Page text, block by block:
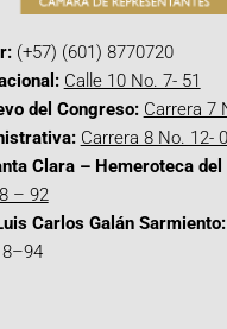
(+57) (601) 8770720
Calle 10 No. 7- 51
del Congreso: Carrera 7
Carrera 8 No. 12-
Clara – Hemeroteca del
– 92
Carlos Galán Sarmiento: